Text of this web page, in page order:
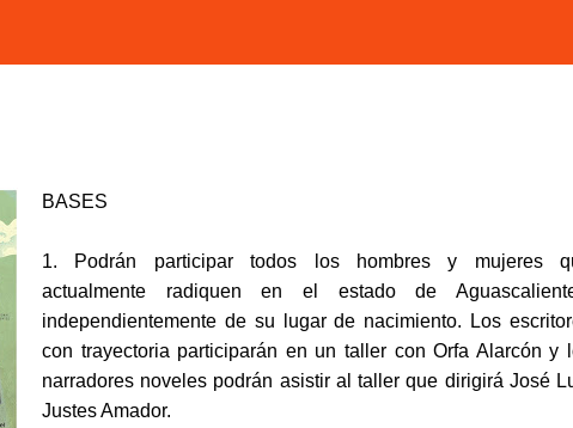
BASES
1. Podrán participar todos los hombres y mujeres
actualmente radiquen en el estado de
independientemente de su lugar de nacimiento. Los
con trayectoria participarán en un taller con Orfa Alarcón y
narradores noveles podrán asistir al taller que dirigirá José
Justes Amador.